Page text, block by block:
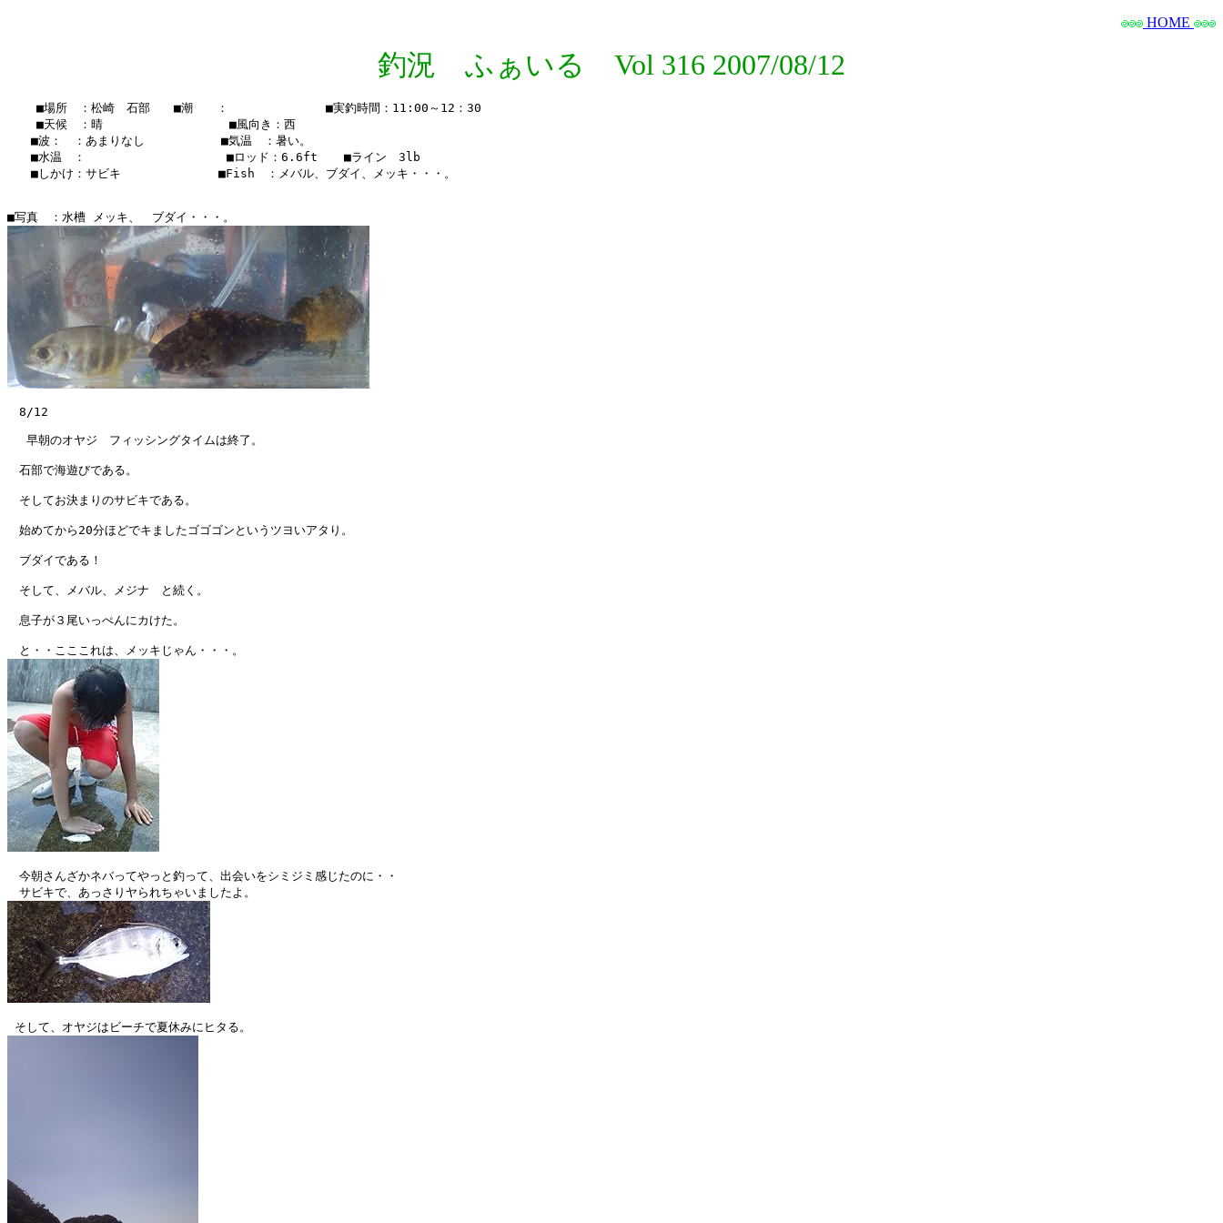
HOME
釣況 ふぁいる Vol 316 2007/08/12
    ■場所　：松崎　石部　　■潮　　：　　  　　　　　■実釣時間：11:00～12：30
    ■天候　：晴　　 　 　　   　 　■風向き：西
■波：　：あまりなし　　　   　 ■気温　：暑い。
■水温　：    　　　　　  　 　 ■ロッド：6.6ft  　■ライン　3lb
■しかけ：サビキ　　　　　　　  ■Fish　：メバル、ブダイ、メッキ・・・。
8/12
早朝のオヤジ　フィッシングタイムは終了。
石部で海遊びである。
そしてお決まりのサビキである。
始めてから20分ほどでキましたゴゴゴンというツヨいアタり。
ブダイである！
そして、メバル、メジナ　と続く。
息子が３尾いっぺんにカけた。
今朝さんざかネバってやっと釣って、出会いをシミジミ感じたのに・・